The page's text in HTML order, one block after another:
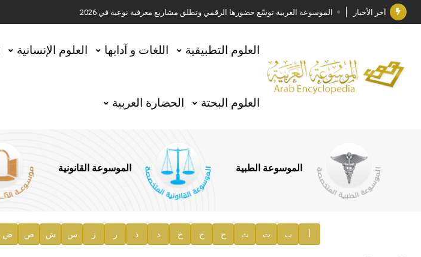
آخر الأخبار الموسوعة العربية توسّع حضورها الرقمي وتطلق مشاريع معرفية نوعية في 2026
جائزة مجمع الملك سلمان العالمي للغة العربية 2025
الأستاذ إياد خالد الطباع مدير عام لهيئة الموسوعة العربية
السيد محمد ياسين صالح وزيرا للثقافة
توصيات مجلس الإدارة
صدور المجلد السابع من موسوعة الآثار في سورية
إعلان..
العلوم التطبيقية اللغات و آدابها العلوم الإنسانية
العلوم البحتة الحضارة العربية
الموسوعة الطبية الموسوعة القانونية
أ ب ت ث ج ح خ د ذ ر ز س ش ص ض